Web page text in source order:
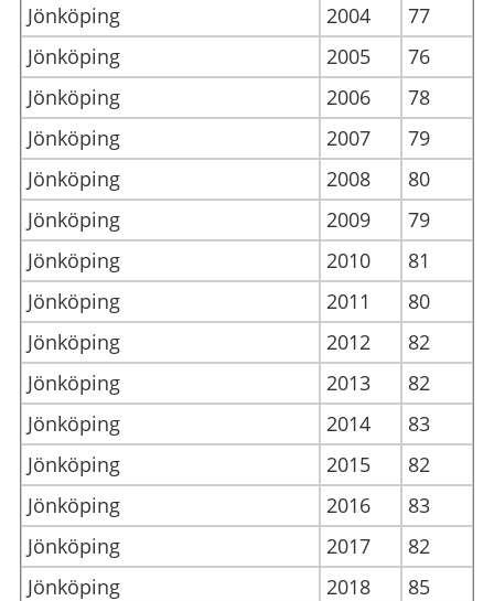
Jönköping
2004
77
Jönköping
2005
76
Jönköping
2006
78
Jönköping
2007
79
Jönköping
2008
80
Jönköping
2009
79
Jönköping
2010
81
Jönköping
2011
80
Jönköping
2012
82
Jönköping
2013
82
Jönköping
2014
83
Jönköping
2015
82
Jönköping
2016
83
Jönköping
2017
82
Jönköping
2018
85